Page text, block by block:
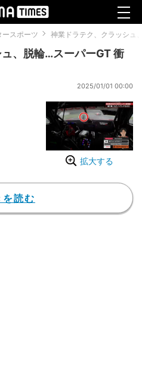
ースポーツ 神業ドラテク、クラッシュ
、脱輪…スーパーGT 衝
2025/01/01 00:00
拡大する
を読む